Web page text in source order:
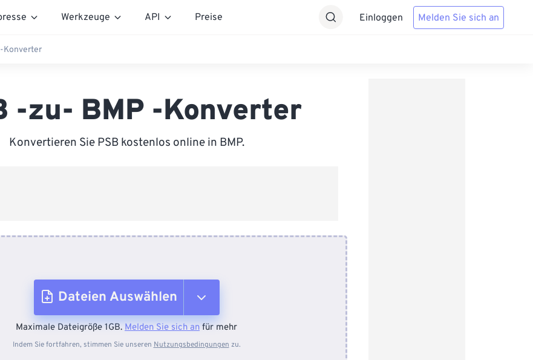
Werkzeuge API Preise Einloggen Melden Sie sich an
Konverter
-zu- BMP -Konverter
Konvertieren Sie PSB kostenlos online in BMP.
Dateien Auswählen
Vom Gerät
Maximale Dateigröße 1GB. Melden Sie sich an für mehr
Indem Sie fortfahren, stimmen Sie unseren Nutzungsbedingungen zu.